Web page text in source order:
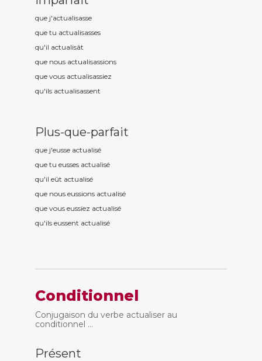
que j'actualisasse
que tu actualisasses
qu'il actualisât
que nous actualisassions
que vous actualisassiez
qu'ils actualisassent
Plus-que-parfait
que j'eusse actualisé
que tu eusses actualisé
qu'il eût actualisé
que nous eussions actualisé
que vous eussiez actualisé
qu'ils eussent actualisé
Conditionnel
Conjugaison du verbe actualiser au
conditionnel ...
Présent